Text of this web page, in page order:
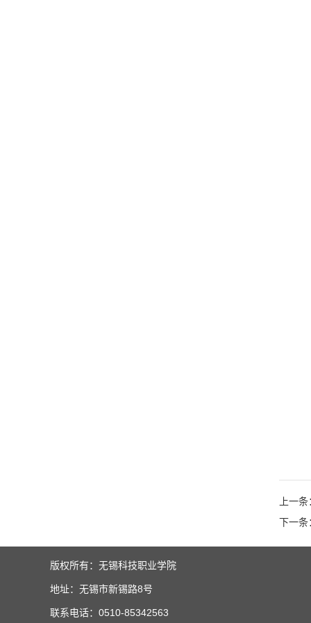
上一
下一条
版权所有：无锡科技职业学院
地址：无锡市新锡路8号
联系电话：0510-85342563